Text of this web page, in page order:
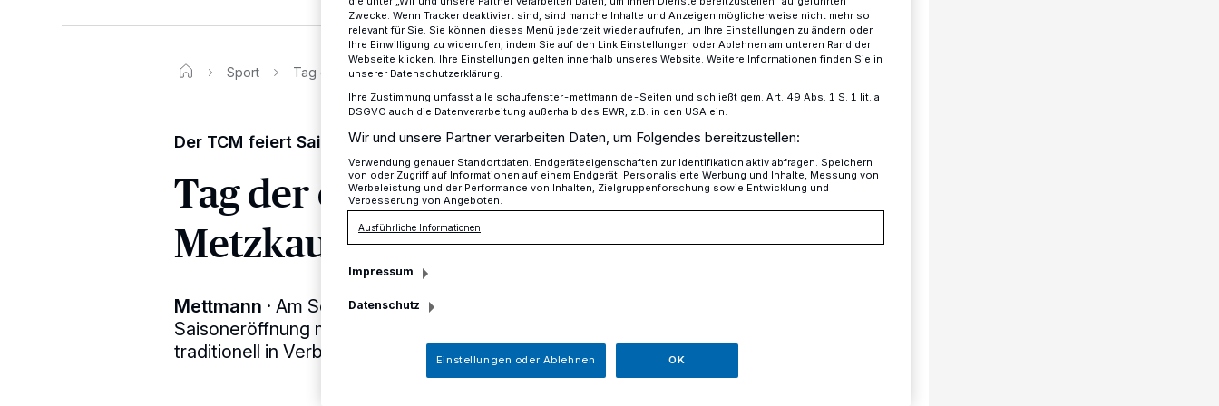
Sport Tag der offenen Tür in Metzkausen
Der TCM feiert Saisoneröffnung
Tag der offenen Tür in
Metzkausen
Mettmann · Am Sonntag, 28. April, feiert der TCM seine offizielle
Saisoneröffnung mit Sport und Jazz ab 11 Uhr. Dies geschieht
traditionell in Verbindung mit dem Tag der offenen Tür des TCM.
Zwecke. Wenn Tracker deaktiviert sind, sind manche Inhalte und Anzeigen möglicherweise nicht mehr so
relevant für Sie. Sie können dieses Menü jederzeit wieder aufrufen, um Ihre Einstellungen zu ändern oder
Ihre Einwilligung zu widerrufen, indem Sie auf den Link Einstellungen oder Ablehnen am unteren Rand der
Webseite klicken. Ihre Einstellungen gelten innerhalb unseres Website. Weitere Informationen finden Sie in
unserer Datenschutzerklärung.
Ihre Zustimmung umfasst alle schaufenster-mettmann.de-Seiten und schließt gem. Art. 49 Abs. 1 S. 1 lit. a
DSGVO auch die Datenverarbeitung außerhalb des EWR, z.B. in den USA ein.
Wir und unsere Partner verarbeiten Daten, um Folgendes bereitzustellen:
Verwendung genauer Standortdaten. Endgeräteeigenschaften zur Identifikation aktiv abfragen. Speichern
von oder Zugriff auf Informationen auf einem Endgerät. Personalisierte Werbung und Inhalte, Messung von
Werbeleistung und der Performance von Inhalten, Zielgruppenforschung sowie Entwicklung und
Verbesserung von Angeboten.
Ausführliche Informationen
Impressum
Datenschutz
Einstellungen oder Ablehnen OK